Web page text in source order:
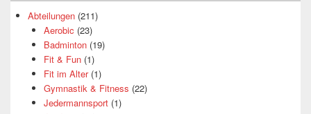
Abteilungen (211)
Aerobic (23)
Badminton(19)
Fit & Fun(1)
Fit im Alter(1)
Gymnastik & Fitness (22)
Jedermannsport(1)